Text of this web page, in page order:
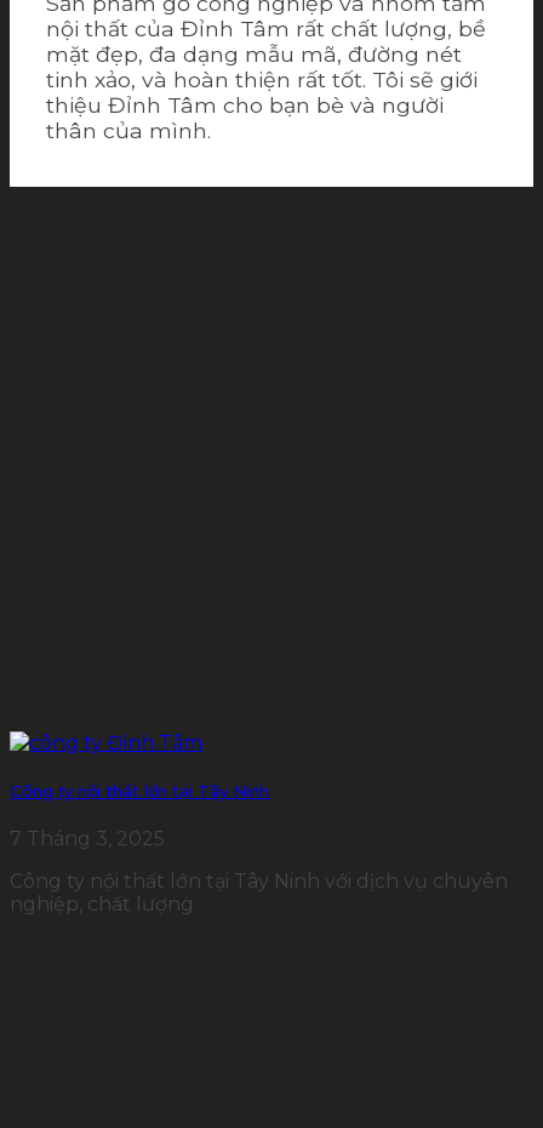
nội thất của Đỉnh Tâm rất chất lượng, bề
mặt đẹp, đa dạng mẫu mã, đường nét
tinh xảo, và hoàn thiện rất tốt. Tôi sẽ giới
thiệu Đỉnh Tâm cho bạn bè và người
thân của mình.
Công ty nội thất lớn tại Tây Ninh
7 Tháng 3, 2025
Công ty nội thất lớn tại Tây Ninh với dịch vụ chuyên
nghiệp, chất lượng